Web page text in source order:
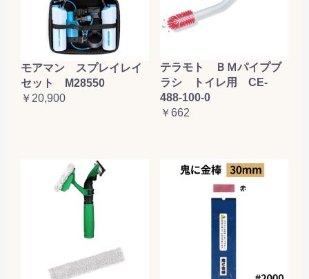
モアマン スプレイレイ
セット M28550
￥20,900
テラモト ＢＭパイプブ
ラシ トイレ用 CE-
488-100-0
￥662